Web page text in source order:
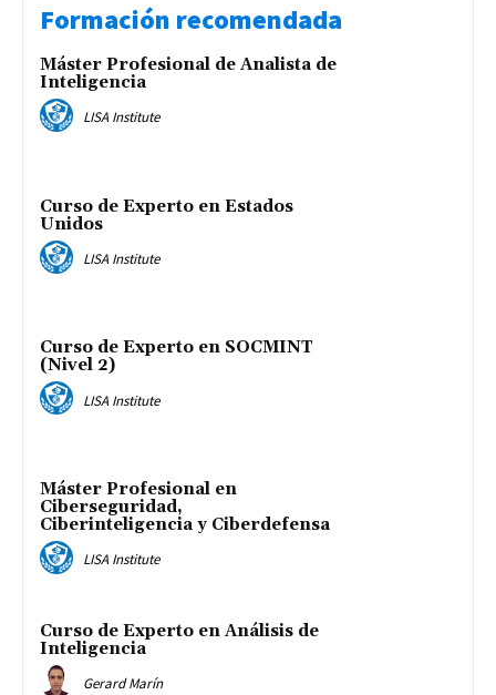
Formación recomendada
Máster Profesional de Analista de
Inteligencia
LISA Institute
Curso de Experto en Estados
Unidos
LISA Institute
Curso de Experto en SOCMINT
(Nivel 2)
LISA Institute
Máster Profesional en
Ciberseguridad,
Ciberinteligencia y Ciberdefensa
LISA Institute
Curso de Experto en Análisis de
Inteligencia
Gerard Marín